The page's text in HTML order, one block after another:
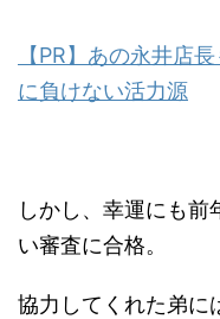
【PR】あの永井店
に負けない活力源
しかし、幸運にも前
い審査に合格。
協力してくれた弟に